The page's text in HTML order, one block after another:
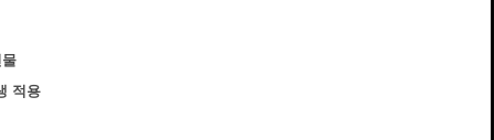
적용